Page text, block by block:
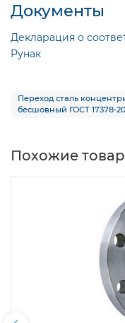
Документы
Декларация о
Рунак
Переход сталь
бесшовный ГОСТ 17378-
Похожие